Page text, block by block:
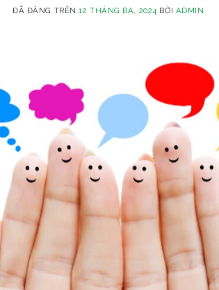
ĐÃ ĐĂNG TRÊN12 THÁNG BA, 2024 BỞI ADMIN